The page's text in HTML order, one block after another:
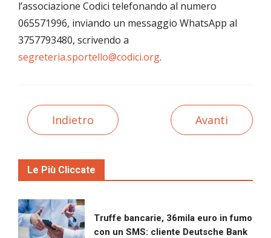
l’associazione Codici telefonando al numero
065571996, inviando un messaggio WhatsApp al
3757793480, scrivendo a
segreteria.sportello@codici.org.
Indietro Avanti
Le Più Cliccate
Truffe bancarie, 36mila euro in fumo
con un SMS: cliente Deutsche Bank